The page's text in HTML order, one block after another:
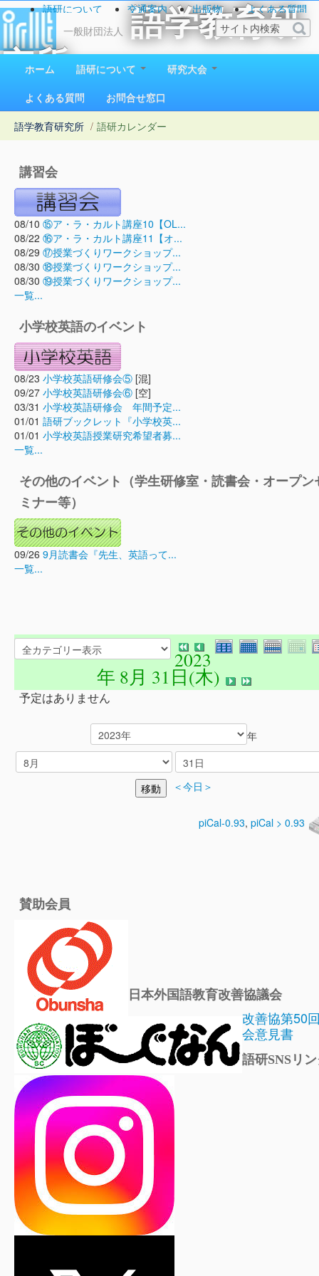
一般財団法人
語学教育研
究所
1923（大正12）年創立
語研について 交通案内 出版物
よくある質問
お問い合わせ
ホーム 語研について
研究大会
よくある質問
お問合せ窓口
語学教育研究所 / 語研カレンダー
講習会
08/10 ⑮ア・ラ・カルト講座10【OL...
08/22 ⑯ア・ラ・カルト講座11【オ...
08/29 ⑰授業づくりワークショップ...
08/30 ⑱授業づくりワークショップ...
08/30 ⑲授業づくりワークショップ...
一覧...
小学校英語のイベント
08/23 小学校英語研修会⑤ [混]
09/27 小学校英語研修会⑥ [空]
03/31 小学校英語研修会 年間予定...
01/01 語研ブックレット『小学校英...
01/01 小学校英語授業研究希望者募...
一覧...
その他のイベント（学生研修室・読書会・オープン
ミナー等）
09/26 9月読書会『先生、英語って...
一覧...
2023
年 8月 31日(木)
予定はありません
年
＜今日＞
piCal-0.93, piCal > 0.93
賛助会員
日本外国語教育改善協議会
改善協第50
会意見書
語研SNSリ